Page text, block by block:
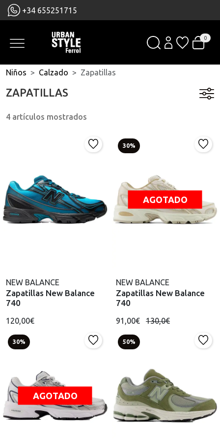
+34 655251715
0
Niños Calzado Zapatillas
ZAPATILLAS
4 artículos mostrados
NEW BALANCE
Zapatillas New Balance
740
120,00€
30%
AGOTADO
NEW BALANCE
Zapatillas New Balance
740
91,00€ 130,0€
30%
AGOTADO
50%